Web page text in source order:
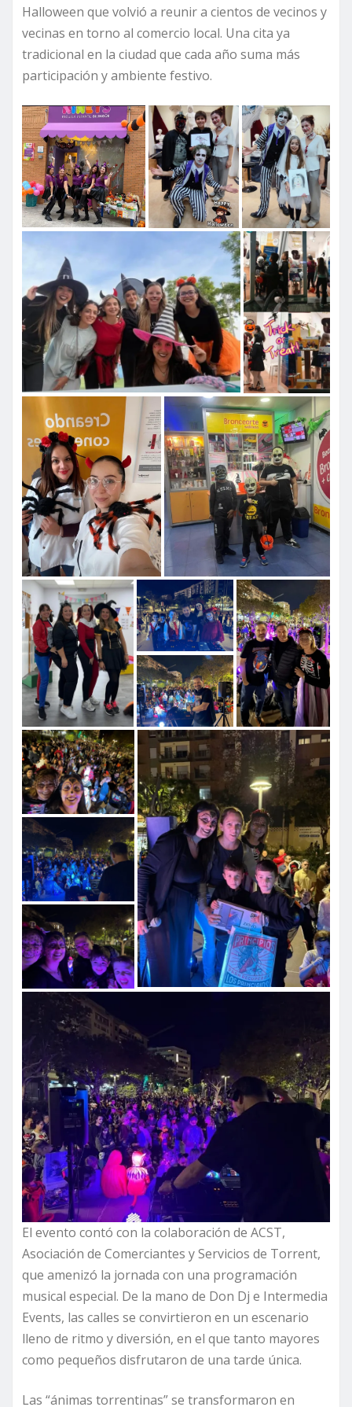
Halloween que volvió a reunir a cientos de vecinos y
vecinas en torno al comercio local. Una cita ya
tradicional en la ciudad que cada año suma más
participación y ambiente festivo.
El evento contó con la colaboración de ACST,
Asociación de Comerciantes y Servicios de Torrent,
que amenizó la jornada con una programación
musical especial. De la mano de Don Dj e Intermedia
Events, las calles se convirtieron en un escenario
lleno de ritmo y diversión, en el que tanto mayores
como pequeños disfrutaron de una tarde única.
Las “ánimas torrentinas” se transformaron en